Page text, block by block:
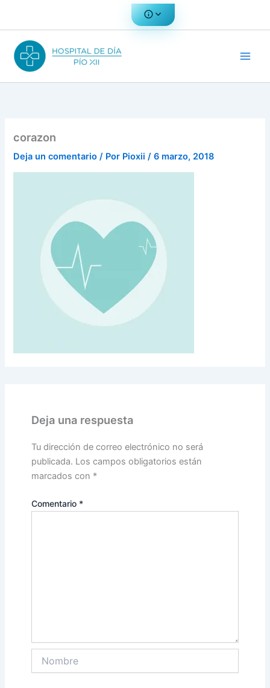
corazon
Deja un comentario / Por Pioxii/6 marzo, 2018
Deja una respuesta
Tu dirección de correo electrónico no será
publicada. Los campos obligatorios están
marcados con *
Comentario *